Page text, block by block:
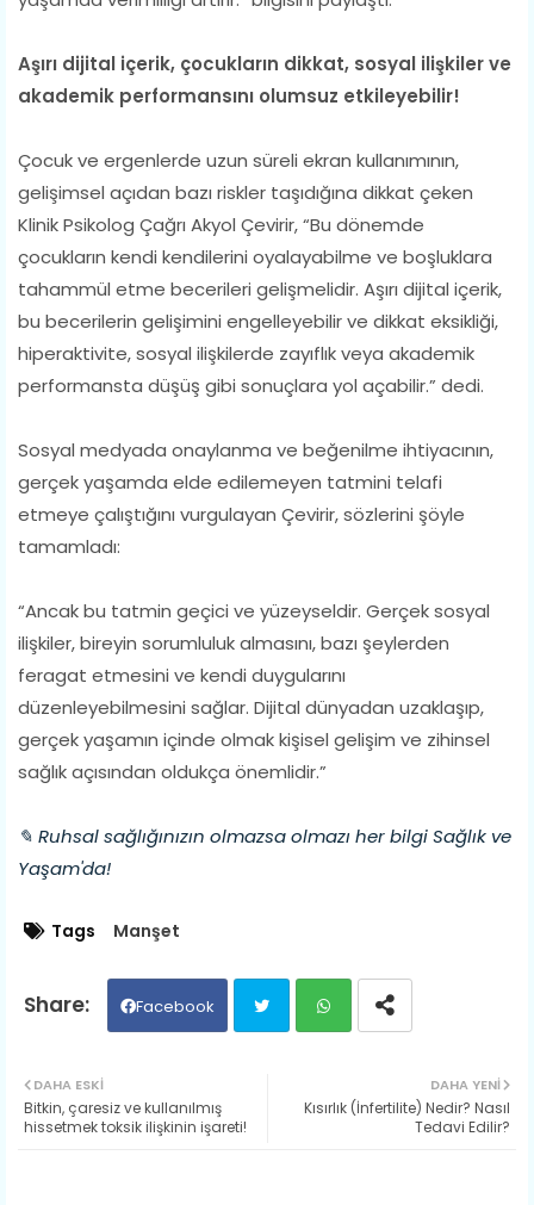
Aşırı dijital içerik, çocukların dikkat, sosyal ilişkiler ve
akademik performansını olumsuz etkileyebilir!
Çocuk ve ergenlerde uzun süreli ekran kullanımının,
gelişimsel açıdan bazı riskler taşıdığına dikkat çeken
Klinik Psikolog Çağrı Akyol Çevirir, “Bu dönemde
çocukların kendi kendilerini oyalayabilme ve boşluklara
tahammül etme becerileri gelişmelidir. Aşırı dijital içerik,
bu becerilerin gelişimini engelleyebilir ve dikkat eksikliği,
hiperaktivite, sosyal ilişkilerde zayıflık veya akademik
performansta düşüş gibi sonuçlara yol açabilir.” dedi.
Sosyal medyada onaylanma ve beğenilme ihtiyacının,
gerçek yaşamda elde edilemeyen tatmini telafi
etmeye çalıştığını vurgulayan Çevirir, sözlerini şöyle
tamamladı:
“Ancak bu tatmin geçici ve yüzeyseldir. Gerçek sosyal
ilişkiler, bireyin sorumluluk almasını, bazı şeylerden
feragat etmesini ve kendi duygularını
düzenleyebilmesini sağlar. Dijital dünyadan uzaklaşıp,
gerçek yaşamın içinde olmak kişisel gelişim ve zihinsel
sağlık açısından oldukça önemlidir.”
✎ Ruhsal sağlığınızın olmazsa olmazı her bilgi Sağlık ve
Yaşam'da!
Tags Manşet
Facebook
ats
DAHA YENI
Kısırlık (İnfertilite) Nedir? Nasıl
Tedavi Edilir?
DAHA ESKI
Bitkin, çaresiz ve kullanılmış
hissetmek toksik ilişkinin işareti!